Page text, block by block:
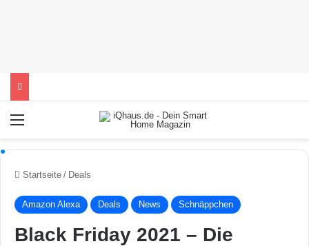
Startseite / Deals
Amazon Alexa Deals News Schnäppchen
Black Friday 2021 – Die